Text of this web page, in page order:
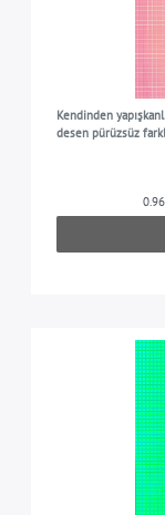
Kendinden
desen pürüzsüz
0.96